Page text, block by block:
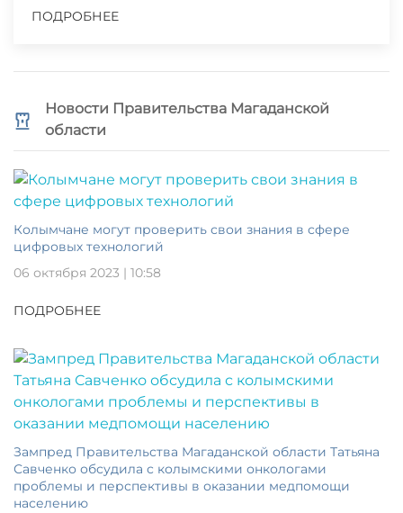
ПОДРОБНЕЕ
Новости Правительства Магаданской
области
Колымчане могут проверить свои знания в сфере
цифровых технологий
06 октября 2023 | 10:58
ПОДРОБНЕЕ
Зампред Правительства Магаданской области Татьяна
Савченко обсудила с колымскими онкологами
проблемы и перспективы в оказании медпомощи
населению